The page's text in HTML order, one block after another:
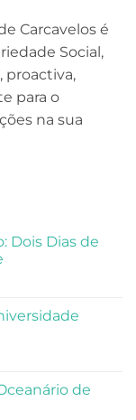
Carcavelos é
Social,
proactiva,
para o
na sua
Dois Dias de
de